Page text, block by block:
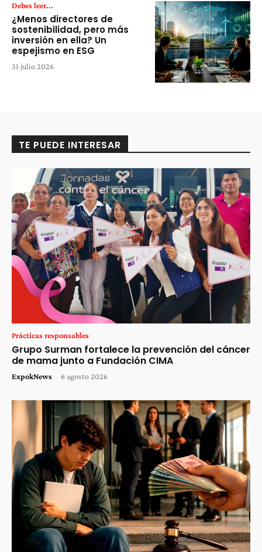
Debes leer...
¿Menos directores de
sostenibilidad, pero más
inversión en ella? Un
espejismo en ESG
31 julio 2026
TE PUEDE INTERESAR
Prácticas responsables
Grupo Surman fortalece la prevención del cáncer
de mama junto a Fundación CIMA
ExpokNews - 6 agosto 2026